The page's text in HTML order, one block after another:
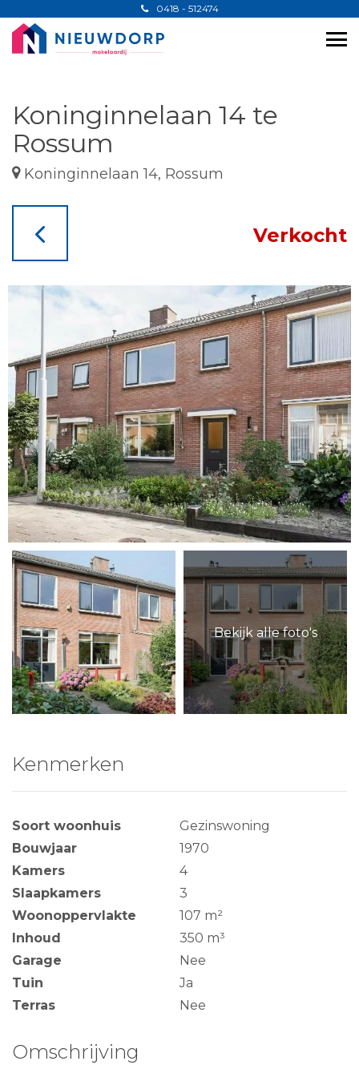
0418 - 512474
Koninginnelaan 14 te
Rossum
Koninginnelaan 14, Rossum
Verkocht
Bekijk alle foto's
Kenmerken
Soort woonhuis
Gezinswoning
Bouwjaar
1970
Kamers
4
Slaapkamers
3
Woonoppervlakte
107 m²
Inhoud
350 m³
Garage
Nee
Tuin
Ja
Terras
Nee
Omschrijving